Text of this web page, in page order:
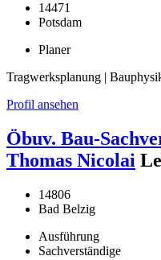
14471
Potsdam
Planer
Tragwerksplanung |
Profil ansehen
Öbuv. Bau-
Thomas Nicolai
14806
Bad Belzig
Ausführung
Sachverständige